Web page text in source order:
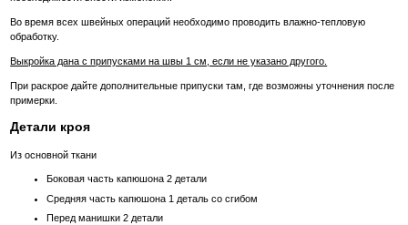
Во время всех швейных операций необходимо проводить влажно-тепловую
обработку.
Выкройка дана с припусками на швы 1 см, если не указано другого.
При раскрое дайте дополнительные припуски там, где возможны уточнения после
примерки.
Детали кроя
Из основной ткани
Боковая часть капюшона 2 детали
Средняя часть капюшона 1 деталь со сгибом
Перед манишки 2 детали